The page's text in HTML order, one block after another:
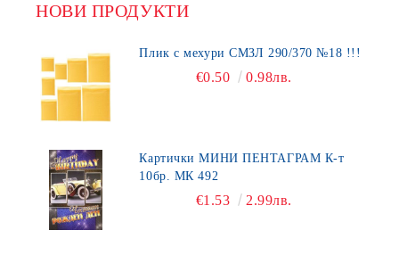
НОВИ ПРОДУКТИ
Плик с мехури СМЗЛ 290/370 №18 !!!
€0.50 0.98лв.
Картички МИНИ ПЕНТАГРАМ К-т
10бр. МК 492
€1.53 2.99лв.